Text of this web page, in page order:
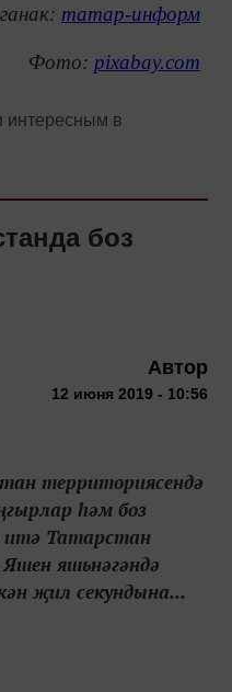
татар-информ
Фото: pixabay.com
в
боз
Автор
12 июня 2019 - 10:56
территориясендә
һәм боз
итә Татарстан
Яшен яшьнәгәндә
җил секундына...